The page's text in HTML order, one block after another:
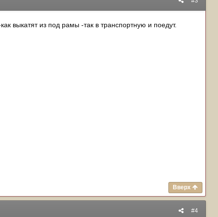
выкатят из под рамы -так в транспортную и поедут.
Вверх
#4